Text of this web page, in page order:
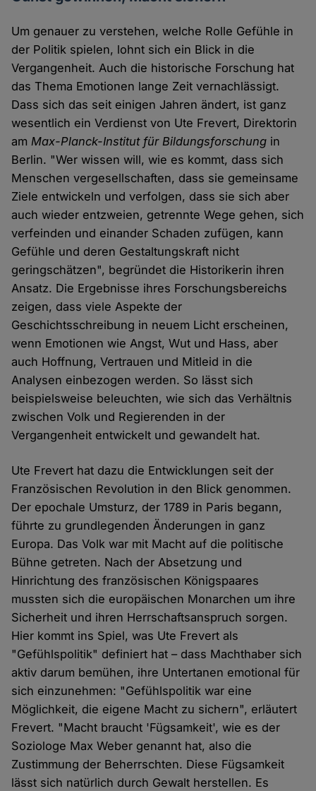
Um genauer zu verstehen, welche Rolle Gefühle in
der Politik spielen, lohnt sich ein Blick in die
Vergangenheit. Auch die historische Forschung hat
das Thema Emotionen lange Zeit vernachlässigt.
Dass sich das seit einigen Jahren ändert, ist ganz
wesentlich ein Verdienst von Ute Frevert, Direktorin
amMax-Planck-Institut für Bildungsforschung in
Berlin. "Wer wissen will, wie es kommt, dass sich
Menschen vergesellschaften, dass sie gemeinsame
Ziele entwickeln und verfolgen, dass sie sich aber
auch wieder entzweien, getrennte Wege gehen, sich
verfeinden und einander Schaden zufügen, kann
Gefühle und deren Gestaltungskraft nicht
geringschätzen", begründet die Historikerin ihren
Ansatz. Die Ergebnisse ihres Forschungsbereichs
zeigen, dass viele Aspekte der
Geschichtsschreibung in neuem Licht erscheinen,
wenn Emotionen wie Angst, Wut und Hass, aber
auch Hoffnung, Vertrauen und Mitleid in die
Analysen einbezogen werden. So lässt sich
beispielsweise beleuchten, wie sich das Verhältnis
zwischen Volk und Regierenden in der
Vergangenheit entwickelt und gewandelt hat.
Ute Frevert hat dazu die Entwicklungen seit der
Französischen Revolution in den Blick genommen.
Der epochale Umsturz, der 1789 in Paris begann,
führte zu grundlegenden Änderungen in ganz
Europa. Das Volk war mit Macht auf die politische
Bühne getreten. Nach der Absetzung und
Hinrichtung des französischen Königspaares
mussten sich die europäischen Monarchen um ihre
Sicherheit und ihren Herrschaftsanspruch sorgen.
Hier kommt ins Spiel, was Ute Frevert als
"Gefühlspolitik" definiert hat – dass Machthaber sich
aktiv darum bemühen, ihre Untertanen emotional für
sich einzunehmen: "Gefühlspolitik war eine
Möglichkeit, die eigene Macht zu sichern", erläutert
Frevert. "Macht braucht 'Fügsamkeit', wie es der
Soziologe Max Weber genannt hat, also die
Zustimmung der Beherrschten. Diese Fügsamkeit
lässt sich natürlich durch Gewalt herstellen. Es